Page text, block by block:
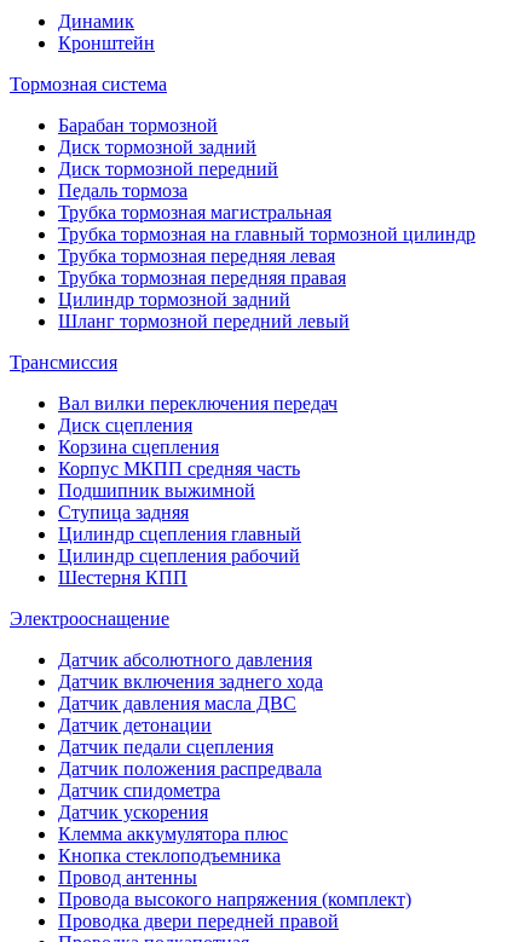
Динамик
Кронштейн
Тормозная система
Барабан тормозной
Диск тормозной задний
Диск тормозной передний
Педаль тормоза
Трубка тормозная магистральная
Трубка тормозная на главный тормозной цилиндр
Трубка тормозная передняя левая
Трубка тормозная передняя правая
Цилиндр тормозной задний
Шланг тормозной передний левый
Трансмиссия
Вал вилки переключения передач
Диск сцепления
Корзина сцепления
Корпус МКПП средняя часть
Подшипник выжимной
Ступица задняя
Цилиндр сцепления главный
Цилиндр сцепления рабочий
Шестерня КПП
Электрооснащение
Датчик абсолютного давления
Датчик включения заднего хода
Датчик давления масла ДВС
Датчик детонации
Датчик педали сцепления
Датчик положения распредвала
Датчик спидометра
Датчик ускорения
Клемма аккумулятора плюс
Кнопка стеклоподъемника
Провод антенны
Провода высокого напряжения (комплект)
Проводка двери передней правой